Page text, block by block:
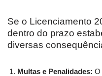
Se o Licenciamento
dentro do prazo
diversas
Multas e Penalidades: O